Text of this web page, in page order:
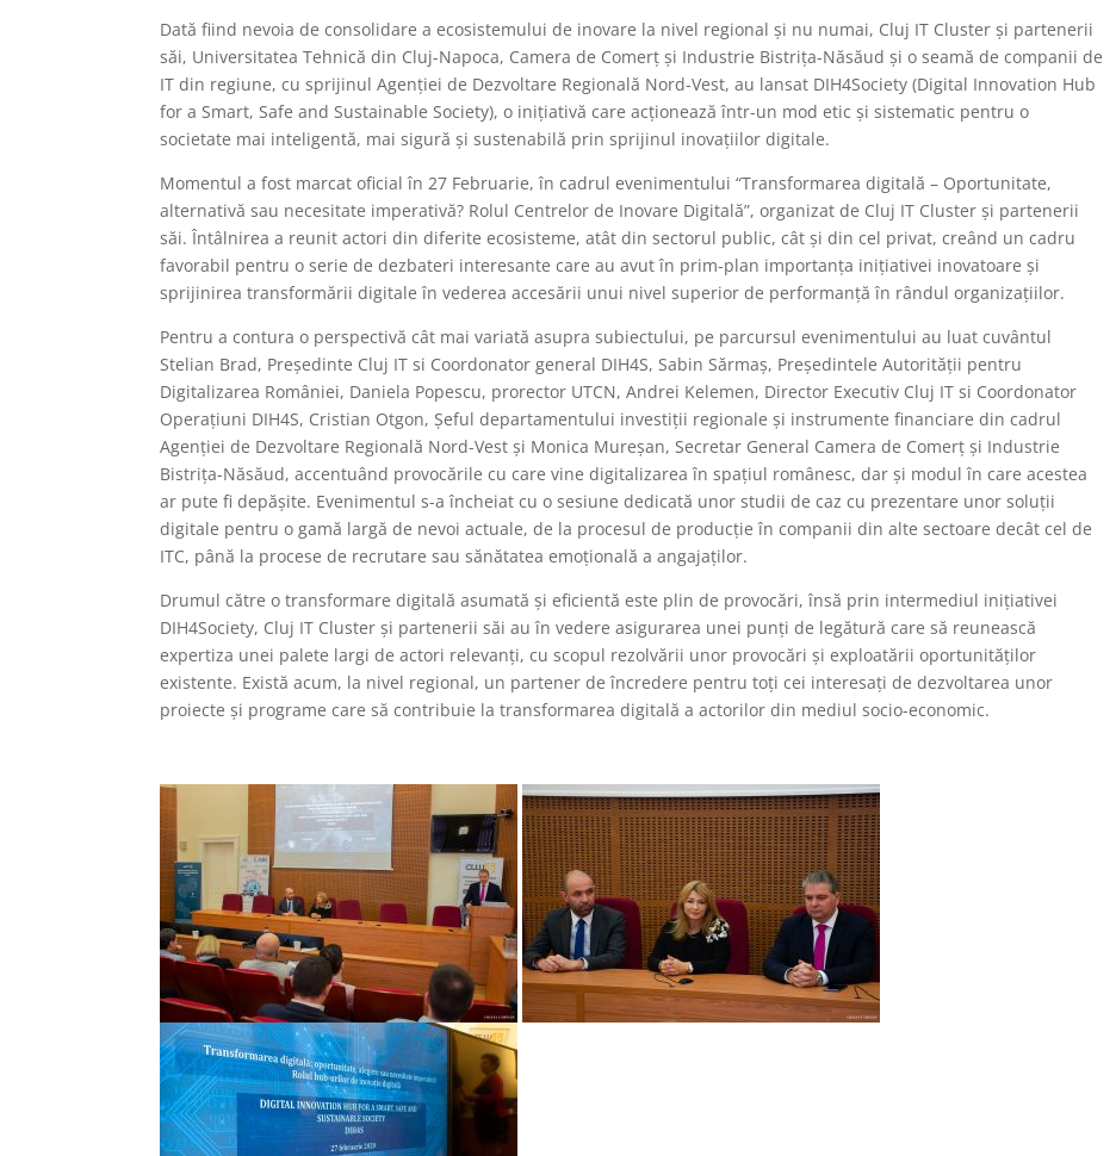
Dată fiind nevoia de consolidare a ecosistemului de inovare la nivel regional și nu numai, Cluj IT Cluster și partenerii
săi, Universitatea Tehnică din Cluj-Napoca, Camera de Comerț și Industrie Bistrița-Năsăud și o seamă de companii de
IT din regiune, cu sprijinul Agenției de Dezvoltare Regională Nord-Vest, au lansat DIH4Society (Digital Innovation Hub
for a Smart, Safe and Sustainable Society), o inițiativă care acționează într-un mod etic și sistematic pentru o
societate mai inteligentă, mai sigură și sustenabilă prin sprijinul inovațiilor digitale.
Momentul a fost marcat oficial în 27 Februarie, în cadrul evenimentului “Transformarea digitală – Oportunitate,
alternativă sau necesitate imperativă? Rolul Centrelor de Inovare Digitală”, organizat de Cluj IT Cluster și partenerii
săi. Întâlnirea a reunit actori din diferite ecosisteme, atât din sectorul public, cât și din cel privat, creând un cadru
favorabil pentru o serie de dezbateri interesante care au avut în prim-plan importanța inițiativei inovatoare și
sprijinirea transformării digitale în vederea accesării unui nivel superior de performanță în rândul organizațiilor.
Pentru a contura o perspectivă cât mai variată asupra subiectului, pe parcursul evenimentului au luat cuvântul
Stelian Brad, Președinte Cluj IT si Coordonator general DIH4S, Sabin Sărmaș, Președintele Autorității pentru
Digitalizarea României, Daniela Popescu, prorector UTCN, Andrei Kelemen, Director Executiv Cluj IT si Coordonator
Operațiuni DIH4S, Cristian Otgon,Șeful departamentului investiții regionale și instrumente financiare din cadrul
Agenției de Dezvoltare Regională Nord-Vest și Monica Mureșan, Secretar General Camera de Comerț și Industrie
Bistrița-Năsăud, accentuând provocările cu care vine digitalizarea în spațiul românesc, dar și modul în care acestea
ar pute fi depășite. Evenimentul s-a încheiat cu o sesiune dedicată unor studii de caz cu prezentare unor soluții
digitale pentru o gamă largă de nevoi actuale, de la procesul de producție în companii din alte sectoare decât cel de
ITC, până la procese de recrutare sau sănătatea emoțională a angajaților.
Drumul către o transformare digitală asumată și eficientă este plin de provocări, însă prin intermediul inițiativei
DIH4Society, Cluj IT Cluster și partenerii săi au în vedere asigurarea unei punți de legătură care să reunească
expertiza unei palete largi de actori relevanți, cu scopul rezolvării unor provocări și exploatării oportunităților
existente. Există acum, la nivel regional, un partener de încredere pentru toți cei interesați de dezvoltarea unor
proiecte și programe care să contribuie la transformarea digitală a actorilor din mediul socio-economic.